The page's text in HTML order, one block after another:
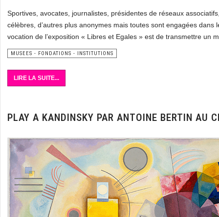
Sportives, avocates, journalistes, présidentes de réseaux
célèbres, d’autres plus anonymes mais toutes sont engagées
vocation de l’exposition « Libres et Egales » est de transmettre un
MUSEES - FONDATIONS - INSTITUTIONS
LIRE LA SUITE...
PLAY A KANDINSKY PAR ANTOINE BERTIN AU